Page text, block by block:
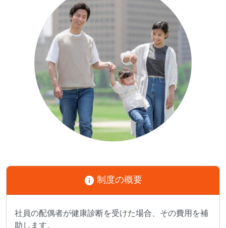
制度の概要
社員の配偶者が健康診断を受けた場合、その費用を補
助します。